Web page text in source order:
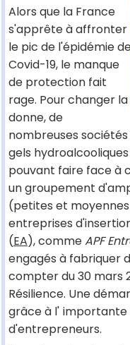
Alors que la France
s'apprête à affronter
le pic de l'épidémie
Covid-19, le manque
de protection fait
rage. Pour changer la
donne, de
nombreuses
gels
pouvant faire face à
un groupement
(petites et
entreprises
(EA), commeAPF
engagés à fabriquer
compter du 30 mars
Résilience. Une
grâce à l' importante
d'entrepreneurs.